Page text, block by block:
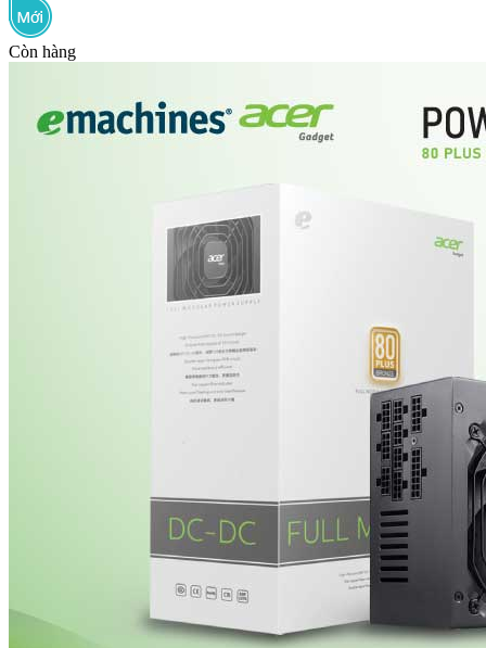
Còn hàng